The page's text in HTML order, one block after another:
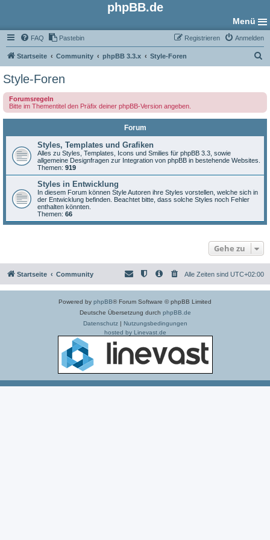
phpBB.de
Menü
FAQ Pastebin Anmelden
Registrieren
Startseite Community phpBB 3.3.x Style-Foren
e
Style-Foren
Forumsregeln
Bitte im Thementitel den Präfix deiner phpBB-Version angeben.
Forum
Styles, Templates und Grafiken
Alles zu Styles, Templates, Icons und Smilies für phpBB 3.3, sowie
allgemeine Designfragen zur Integration von phpBB in bestehende Websites.
Themen: 919
Styles in Entwicklung
In diesem Forum können Style Autoren ihre Styles vorstellen, welche sich in
der Entwicklung befinden. Beachtet bitte, dass solche Styles noch Fehler
enthalten könnten.
Themen: 66
Gehe zu
Startseite Community Alle Zeiten sind UTC+02:00
Powered by phpBB® Forum Software © phpBB Limited
Deutsche Übersetzung durch phpBB.de
Datenschutz| Nutzungsbedingungen
hosted by Linevast.de